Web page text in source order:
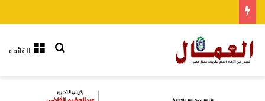
القائمةبحث عن